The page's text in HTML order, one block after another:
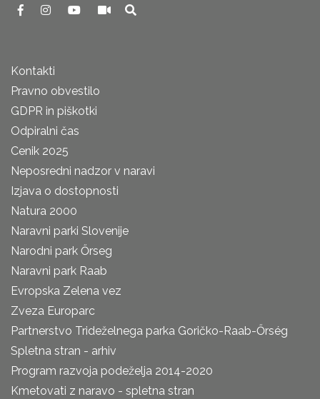
Kontakti
Pravno obvestilo
GDPR in piškotki
Odpiralni čas
Cenik 2025
Neposredni nadzor v naravi
Izjava o dostopnosti
Natura 2000
Naravni parki Slovenije
Narodni park Őrseg
Naravni park Raab
Evropska Zelena vez
Zveza Europarc
Partnerstvo Trideželnega parka Goričko-Raab-Őrség
Spletna stran - arhiv
Program razvoja podeželja 2014-2020
Kmetovati z naravo - spletna stran